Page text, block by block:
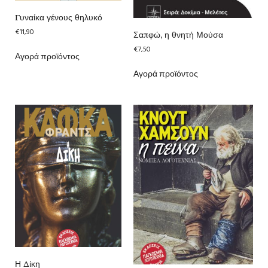
Γυναίκα γένους θηλυκό
€11,90
Αγορά προϊόντος
Σαπφώ, η θνητή Μούσα
€7,50
Αγορά προϊόντος
Η Δίκη